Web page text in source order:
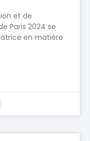
et de
Paris 2024 se
en matière